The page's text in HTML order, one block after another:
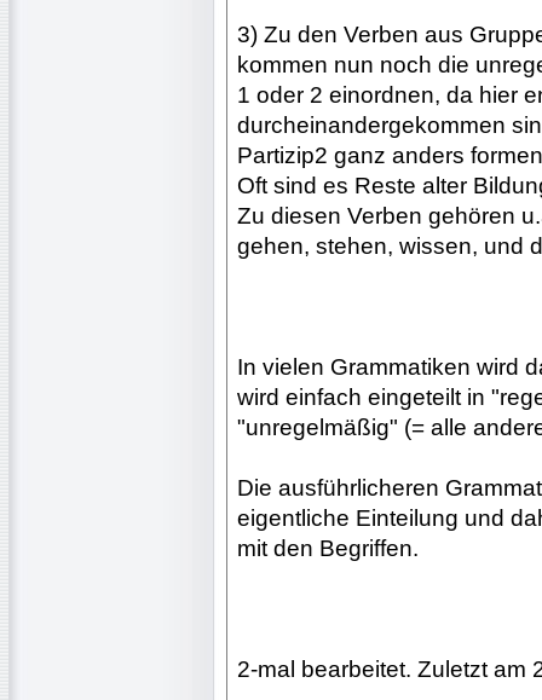
3) Zu den Verben aus
kommen nun noch die
1 oder 2 einordnen, da hier
durcheinandergekommen
Partizip2 ganz anders
Oft sind es Reste alter
Zu diesen Verben gehören
gehen, stehen, wissen, und
In vielen Grammatiken wird
wird einfach eingeteilt in
"unregelmäßig" (= alle
Die ausführlicheren
eigentliche Einteilung und
mit den Begriffen.
2-mal bearbeitet. Zuletzt am